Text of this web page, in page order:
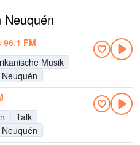
Neuquén
FM
Musik
Neuquén
Talk
Neuquén